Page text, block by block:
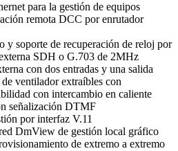
para la gestión de equipos
remota DCC por enrutador
y soporte de recuperación de reloj por
SDH o G.703 de 2MHz
con dos entradas y una salida
ventilador extraíbles con
con intercambio en caliente
señalización DTMF
por interfaz V.11
DmView de gestión local gráfico
de extremo a extremo